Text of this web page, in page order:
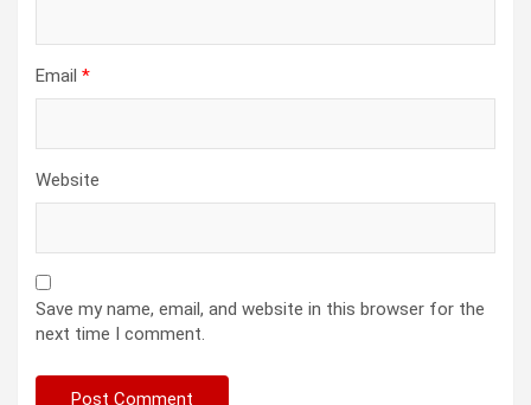
Email *
Website
Save my name, email, and website in this browser for the
next time I comment.